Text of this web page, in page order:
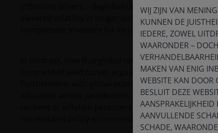
inflation’s drivers – deglobalization, a large
elevated volatility in longer-dated bonds. In many
compensate investors for incurring additional
In contrast, now that global rates have largely reset
front end of yield curves arguably presents the
Furthermore, with global economies decoupling
allocation across jurisdictions could give investors
resilient or inflation persistent and allow for capital
necessitates policy accommodation.
WIJ ZIJN VAN
KUNNEN DE
IEDERE, ZOWEL
WAARONDER –
MAKEN VAN ENIG
WEBSITE KAN
BESLUIT DEZE
AANVULLENDE
SCHADE,